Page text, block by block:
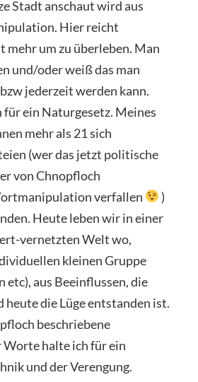
Stadt anschaut wird aus
Hier reicht
mehr um zu überleben. Man
und/oder weiß das man
jederzeit werden kann.
für ein Naturgesetz. Meines
mehr als 21 sich
(wer das jetzt politische
von Chnopfloch
verfallen
)
Heute leben wir in einer
vernetzten Welt wo,
kleinen Gruppe
etc), aus Beeinflussen, die
die Lüge entstanden ist.
beschriebene
halte ich für ein
und der Verengung.